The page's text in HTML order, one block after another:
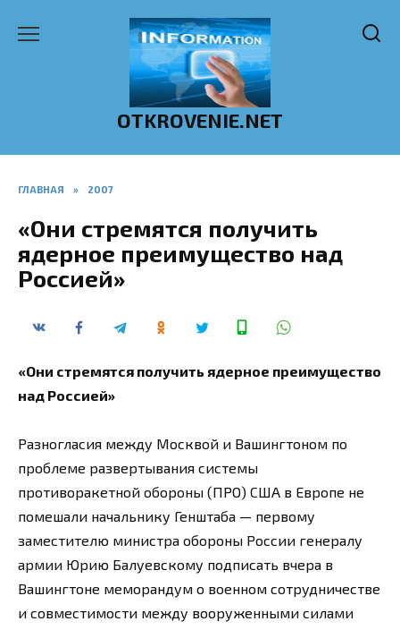
OTKROVENIE.NET
ГЛАВНАЯ » 2007
«Они стремятся получить
ядерное преимущество над
Россией»
«Они стремятся получить ядерное преимущество
над Россией»
Разногласия между Москвой и Вашингтоном по
проблеме развертывания системы
противоракетной обороны (ПРО) США в Европе не
помешали начальнику Генштаба — первому
заместителю министра обороны России генералу
армии Юрию Балуевскому подписать вчера в
Вашингтоне меморандум о военном сотрудничестве
и совместимости между вооруженными силами